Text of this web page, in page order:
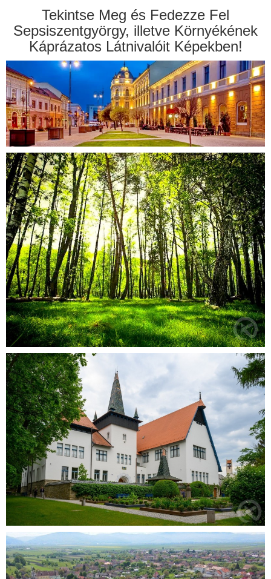
Tekintse Meg és Fedezze Fel
Sepsiszentgyörgy, illetve Környékének
Káprázatos Látnivalóit Képekben!